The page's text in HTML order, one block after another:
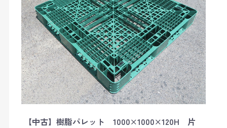
【中古】樹脂パレット 1000×1000×120H 片